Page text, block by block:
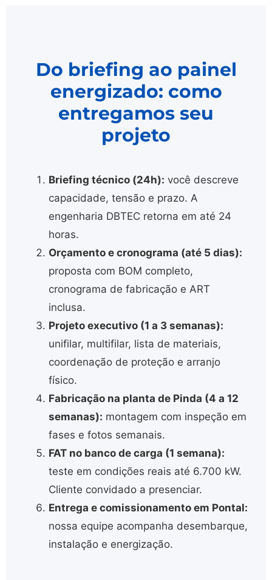
Do briefing ao painel
energizado: como
entregamos seu
projeto
Briefing técnico (24h): você descreve
capacidade, tensão e prazo. A
engenharia DBTEC retorna em até 24
horas.
Orçamento e cronograma (até 5 dias):
proposta com BOM completo,
cronograma de fabricação e ART
inclusa.
Projeto executivo (1 a 3 semanas):
unifilar, multifilar, lista de materiais,
coordenação de proteção e arranjo
físico.
Fabricação na planta de Pinda (4 a 12
semanas): montagem com inspeção em
fases e fotos semanais.
FAT no banco de carga (1 semana):
teste em condições reais até 6.700 kW.
Cliente convidado a presenciar.
Entrega e comissionamento em Pontal:
nossa equipe acompanha desembarque,
instalação e energização.